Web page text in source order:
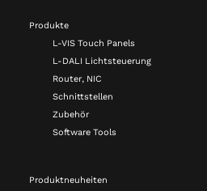
Produkte
L-VIS Touch Panels
L-DALI Lichtsteuerung
Router, NIC
Schnittstellen
Zubehör
Software Tools
Produktneuheiten